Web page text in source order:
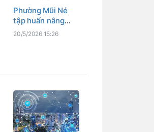
Phường Mũi Né
tập huấn nâng
cao năng lực
20/5/2026 15:26